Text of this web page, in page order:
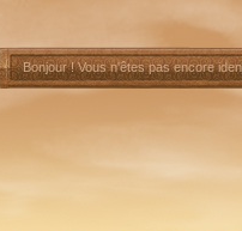
Bonjour !Vous n'êtes pas encore